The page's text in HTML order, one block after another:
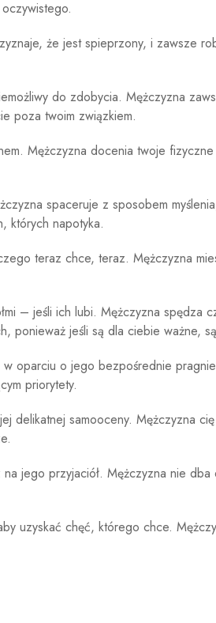
że jest spieprzony, i zawsze
do zdobycia. Mężczyzna
poza twoim związkiem.
Mężczyzna docenia twoje
spaceruje z sposobem
których napotyka.
teraz chce, teraz. Mężczyzna
– jeśli ich lubi. Mężczyzna spędza
ponieważ jeśli są dla ciebie ważne,
oparciu o jego bezpośrednie
priorytety.
delikatnej samooceny. Mężczyzna
jego przyjaciół. Mężczyzna nie
uzyskać chęć, którego chce.